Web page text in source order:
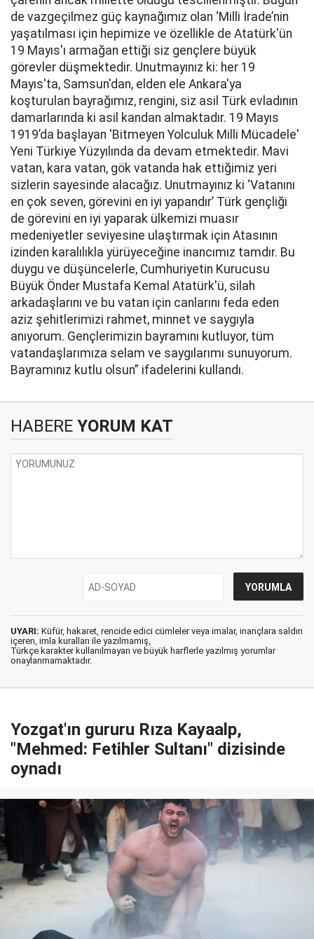
de vazgeçilmez güç kaynağımız olan ‘Milli İrade’nin
yaşatılması için hepimize ve özellikle de Atatürk'ün
19 Mayıs'ı armağan ettiği siz gençlere büyük
görevler düşmektedir. Unutmayınız ki: her 19
Mayıs'ta, Samsun'dan, elden ele Ankara'ya
koşturulan bayrağımız, rengini, siz asil Türk evladının
damarlarında ki asil kandan almaktadır. 19 Mayıs
1919’da başlayan 'Bitmeyen Yolculuk Milli Mücadele'
Yeni Türkiye Yüzyılında da devam etmektedir. Mavi
vatan, kara vatan, gök vatanda hak ettiğimiz yeri
sizlerin sayesinde alacağız. Unutmayınız ki ‘Vatanını
en çok seven, görevini en iyi yapandır’ Türk gençliği
de görevini en iyi yaparak ülkemizi muasır
medeniyetler seviyesine ulaştırmak için Atasının
izinden karalılıkla yürüyeceğine inancımız tamdır. Bu
duygu ve düşüncelerle, Cumhuriyetin Kurucusu
Büyük Önder Mustafa Kemal Atatürk'ü, silah
arkadaşlarını ve bu vatan için canlarını feda eden
aziz şehitlerimizi rahmet, minnet ve saygıyla
anıyorum. Gençlerimizin bayramını kutluyor, tüm
vatandaşlarımıza selam ve saygılarımı sunuyorum.
Bayramınız kutlu olsun” ifadelerini kullandı.
HABERE YORUM KAT
UYARI: Küfür, hakaret, rencide edici cümleler veya imalar, inançlara saldırı
içeren, imla kuralları ile yazılmamış,
Türkçe karakter kullanılmayan ve büyük harflerle yazılmış yorumlar
onaylanmamaktadır.
Yozgat'ın gururu Rıza Kayaalp,
"Mehmed: Fetihler Sultanı" dizisinde
oynadı